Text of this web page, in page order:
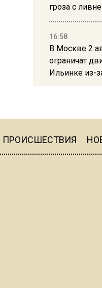
гроза с
16:58
В Москве 2
ограничат
Ильинке из-
Telegram
ПРОИСШЕСТВИЯ